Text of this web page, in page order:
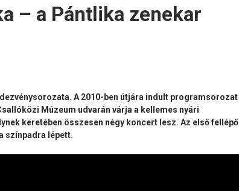
– a Pántlika zenekar
A 2010-ben útjára indult programsorozat
Múzeum udvarán várja a kellemes nyári
keretében összesen négy koncert lesz. Az első fellépő
színpadra lépett.